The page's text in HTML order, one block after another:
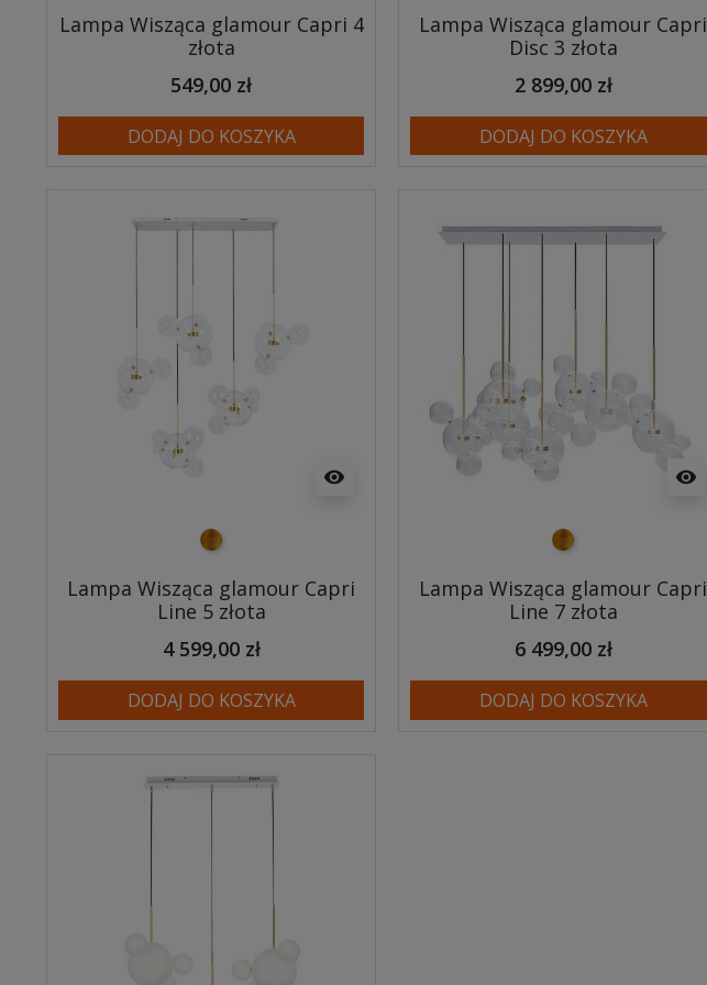
Lampa Wisząca glamour Capri 4
złota
549,00 zł
DODAJ DO KOSZYKA
Lampa Wisząca glamour Capri
Disc 3 złota
2 899,00 zł
DODAJ DO KOSZYKA
visibility
złoty
Lampa Wisząca glamour Capri
Line 5 złota
4 599,00 zł
DODAJ DO KOSZYKA
visibility
złoty
Lampa Wisząca glamour Capri
Line 7 złota
6 499,00 zł
DODAJ DO KOSZYKA